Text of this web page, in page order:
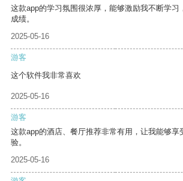
这款app的学习氛围很浓厚，能够激励我不断学习
成绩。
2025-05-16
游客
这个软件我非常喜欢
2025-05-16
游客
这款app的酒店、餐厅推荐非常有用，让我能够享
验。
2025-05-16